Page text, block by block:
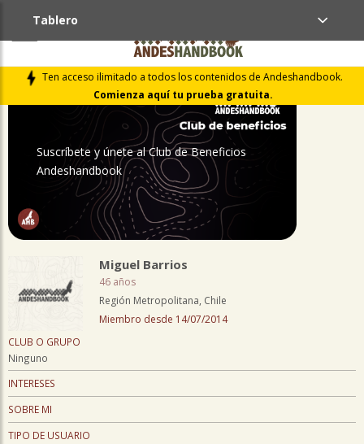
Ten acceso ilimitado a todos los contenidos de Andeshandbook.
Comienza aquí tu prueba gratuita.
Tablero
Suscríbete y únete al Club de Beneficios
Andeshandbook
Miguel Barrios
46 años
Región Metropolitana, Chile
Miembro desde 14/07/2014
CLUB O GRUPO
Ninguno
INTERESES
SOBRE MI
TIPO DE USUARIO